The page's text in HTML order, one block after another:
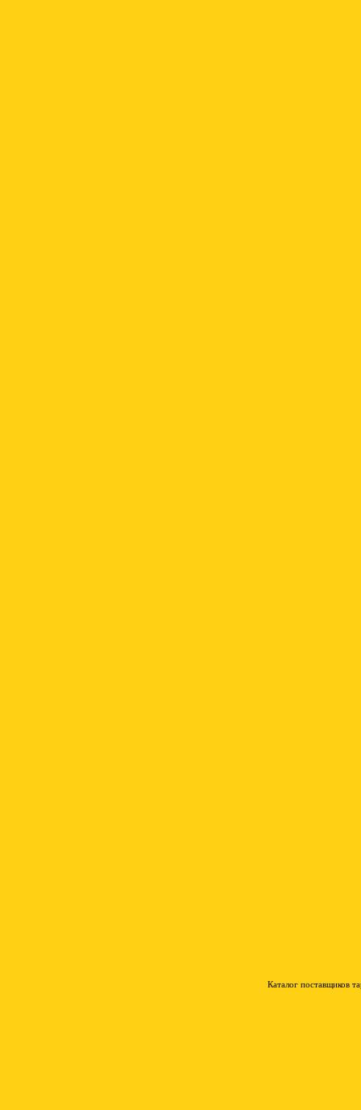
Каталог поставщиков